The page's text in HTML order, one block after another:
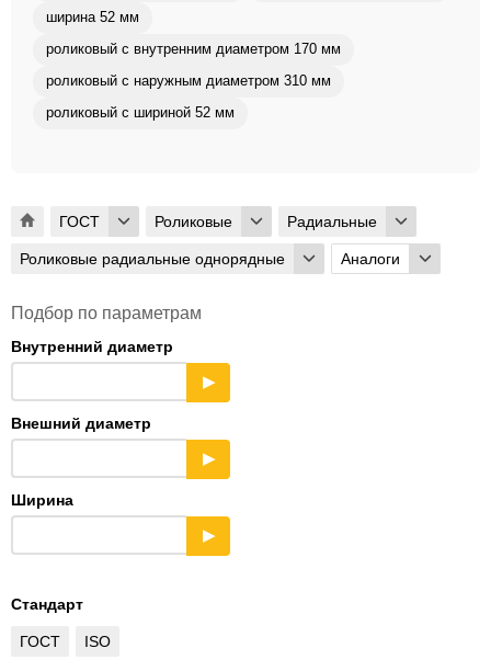
ширина 52 мм
роликовый с внутренним диаметром 170 мм
роликовый с наружным диаметром 310 мм
роликовый с шириной 52 мм
ГОСТ Роликовые Радиальные
Роликовые радиальные однорядные Аналоги
Подбор по параметрам
Внутренний диаметр
▶
Внешний диаметр
▶
Ширина
▶
Стандарт
ГОСТ ISO